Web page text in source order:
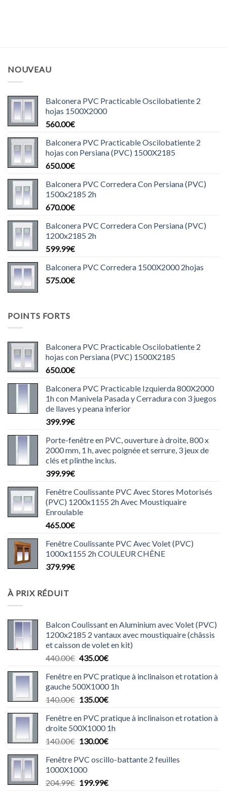
NOUVEAU
Balconera PVC Practicable Oscilobatiente 2
hojas 1500X2000
560.00€
Balconera PVC Practicable Oscilobatiente 2
hojas con Persiana (PVC) 1500X2185
650.00€
Balconera PVC Corredera Con Persiana (PVC)
1500x2185 2h
670.00€
Balconera PVC Corredera Con Persiana (PVC)
1200x2185 2h
599.99€
Balconera PVC Corredera 1500X2000 2hojas
575.00€
POINTS FORTS
Balconera PVC Practicable Oscilobatiente 2
hojas con Persiana (PVC) 1500X2185
650.00€
Balconera PVC Practicable Izquierda 800X2000
1h con Manivela Pasada y Cerradura con 3 juegos
de llaves y peana inferior
399.99€
Porte-fenêtre en PVC, ouverture à droite, 800 x
2000 mm, 1 h, avec poignée et serrure, 3 jeux de
clés et plinthe inclus.
399.99€
Fenêtre Coulissante PVC Avec Stores Motorisés
(PVC) 1200x1155 2h Avec Moustiquaire
Enroulable
465.00€
Fenêtre Coulissante PVC Avec Volet (PVC)
1000x1155 2h COULEUR CHÊNE
379.99€
À PRIX RÉDUIT
Balcon Coulissant en Aluminium avec Volet (PVC)
1200x2185 2 vantaux avec moustiquaire (châssis
et caisson de volet en kit)
440.00€ Le
initial
était :
440.00€.
435.00€Le
actuel
est :
435.00€.
Fenêtre en PVC pratique à inclinaison et rotation à
gauche 500X1000 1h
140.00€ Le
initial
était :
140.00€.
135.00€Le
actuel
est :
135.00€.
Fenêtre en PVC pratique à inclinaison et rotation à
droite 500X1000 1h
140.00€ Le
initial
était :
140.00€.
130.00€Le
actuel
130.00€.
Fenêtre PVC oscillo-battante 2 feuilles
1000X1000
204.99€ Le
199.99€Le